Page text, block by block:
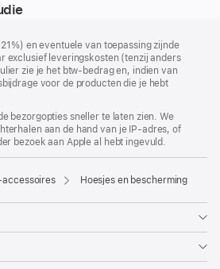
en eventuele van toepassing zijnde
exclusief leveringskosten (tenzij anders
zie je het btw-bedrag en, indien van
voor de producten die je hebt
bezorgopties sneller te laten zien. We
aan de hand van je IP-adres, of
bezoek aan Apple al hebt ingevuld.
accessoires Hoesjes en bescherming